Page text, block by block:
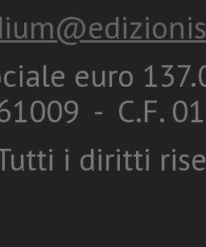
euro
- C.F.
i diritti